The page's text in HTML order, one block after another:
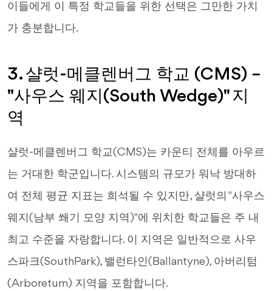
이들에게 이 특정 학교들을 위한 선택은 그만한 가치
가 충분합니다.
3. 샬럿-메클렌버그 학교 (CMS) –
"사우스 웨지(South Wedge)" 지
역
샬럿-메클렌버그 학교(CMS)는 카운티 전체를 아우르
는 거대한 학군입니다. 시스템의 규모가 워낙 방대하
여 전체 평균 지표는 희석될 수 있지만, 샬럿의 "사우스
웨지(남부 쐐기 모양 지역)"에 위치한 학교들은 주 내
최고 수준을 자랑합니다. 이 지역은 일반적으로 사우
스파크(SouthPark), 밸런타인(Ballantyne), 아버리텀
(Arboretum) 지역을 포함합니다.